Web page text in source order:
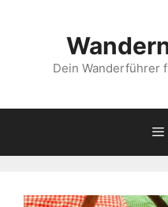
Dein Wanderführer